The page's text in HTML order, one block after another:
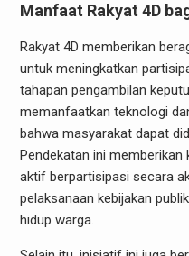
Manfaat Rakyat 4D
Rakyat 4D memberikan
untuk meningkatkan
tahapan pengambilan
memanfaatkan teknologi
bahwa masyarakat dapat
Pendekatan ini
aktif berpartisipasi secara
pelaksanaan kebijakan
hidup warga.